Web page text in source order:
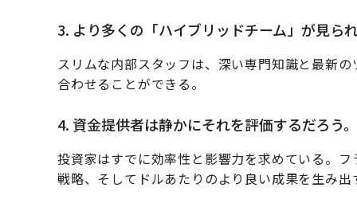
3. より多くの「ハイブリッドチーム」が見ら
スリムな内部スタッフは、深い専門知識と最新
合わせることができる。
4. 資金提供者は静かにそれを評価するだろう。
投資家はすでに効率性と影響力を求めている。
戦略、そしてドルあたりのより良い成果を生み出